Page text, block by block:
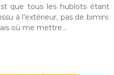
que tous les hublots étant
à l’extérieur, pas de bimini:
où me mettre…